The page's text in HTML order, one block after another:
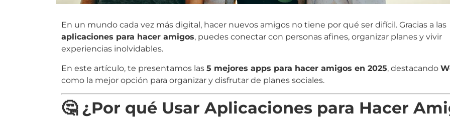
En un mundo cada vez más digital, hacer nuevos amigos no tiene por qué ser difícil. Gracias a las
aplicaciones para hacer amigos, puedes conectar con personas afines, organizar planes y vivir
experiencias inolvidables.
En este artículo, te presentamos las 5 mejores apps para hacer amigos en 2025, destacando
como la mejor opción para organizar y disfrutar de planes sociales.
🤔 ¿Por qué Usar Aplicaciones para Hacer